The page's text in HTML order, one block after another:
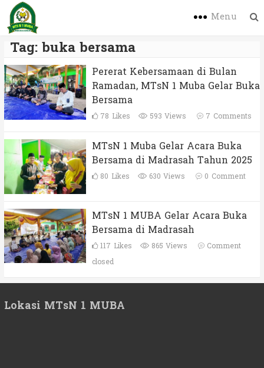
Menu
Tag:buka bersama
Pererat Kebersamaan di Bulan
Ramadan, MTsN 1 Muba Gelar Buka
Bersama
78 Likes 593 Views 7 Comments
MTsN 1 Muba Gelar Acara Buka
Bersama di Madrasah Tahun 2025
80 Likes 630 Views 0 Comment
MTsN 1 MUBA Gelar Acara Buka
Bersama di Madrasah
117 Likes 865 Views
Comment
closed
Lokasi MTsN 1 MUBA